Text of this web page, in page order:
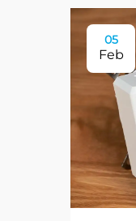
05
Feb